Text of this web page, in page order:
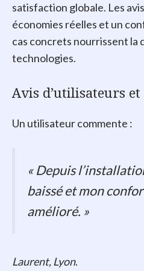
satisfaction globale. Les
économies réelles et un
cas concrets nourrissent la
technologies.
Avis d’utilisateurs
Un utilisateur commente :
« Depuis
baissé et mon
amélioré. »
Laurent, Lyon.